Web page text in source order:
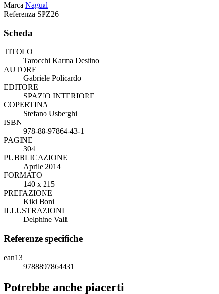
Marca Nagual
Referenza SPZ26
Scheda
TITOLO
Tarocchi Karma Destino
AUTORE
Gabriele Policardo
EDITORE
SPAZIO INTERIORE
COPERTINA
Stefano Usberghi
ISBN
978-88-97864-43-1
PAGINE
304
PUBBLICAZIONE
Aprile 2014
FORMATO
140 x 215
PREFAZIONE
Kiki Boni
ILLUSTRAZIONI
Delphine Valli
Referenze specifiche
ean13
9788897864431
Potrebbe anche piacerti